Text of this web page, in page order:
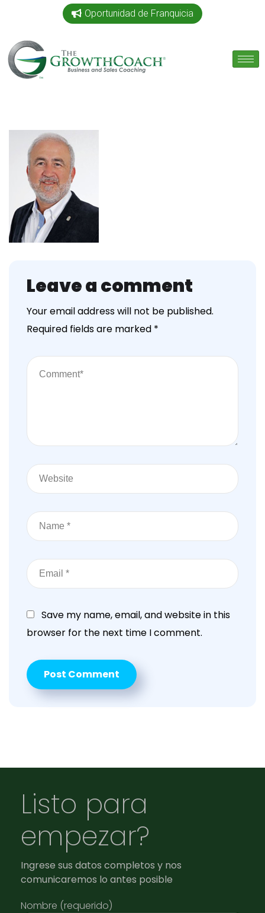
Oportunidad de Franquicia
Leave a comment
Your email address will not be published.
Required fields are marked *
Save my name, email, and website in this
browser for the next time I comment.
Listo para
empezar?
Ingrese sus datos completos y nos
comunicaremos lo antes posible
Nombre (requerido)